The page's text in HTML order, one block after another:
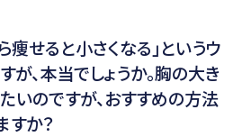
痩せると小さくなる」というウ
が、本当でしょうか。胸の大き
いのですが、おすすめの方法
すか？